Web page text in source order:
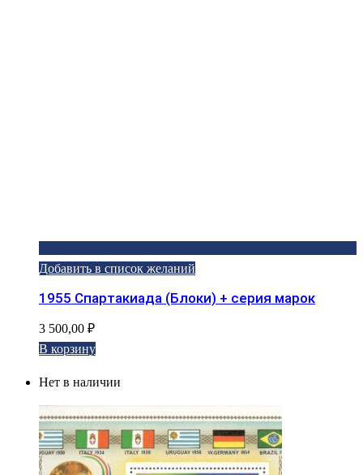
Добавить в список желаний
1955 Спартакиада (Блоки) + серия марок
3 500,00 ₽
В корзину
Нет в наличии